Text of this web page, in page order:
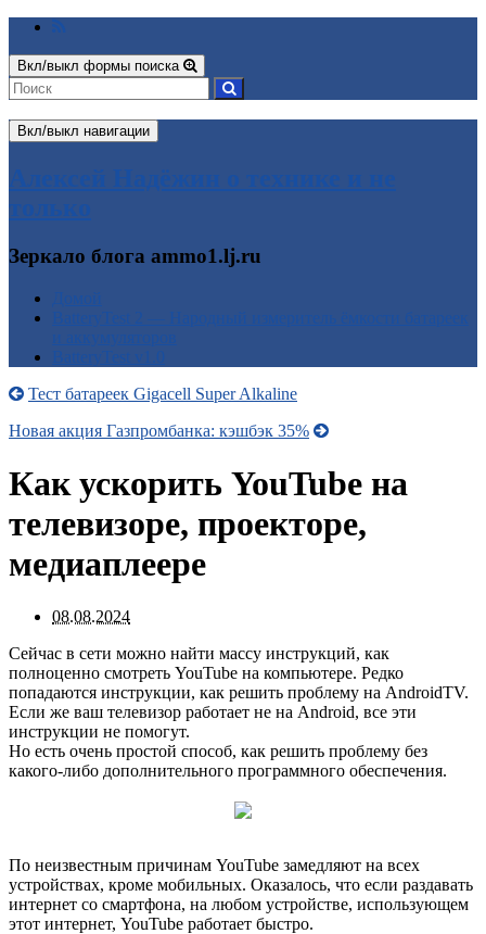
Вкл/выкл формы поиска
Вкл/выкл навигации
Алексей Надёжин о технике и не
только
Зеркало блога ammo1.lj.ru
Тест батареек Gigacell Super Alkaline
Новая акция Газпромбанка: кэшбэк 35%
Как ускорить YouTube на
телевизоре, проекторе,
медиаплеере
08.08.2024
Сейчас в сети можно найти массу инструкций, как
полноценно смотреть YouTube на компьютере. Редко
попадаются инструкции, как решить проблему на AndroidTV.
Если же ваш телевизор работает не на Android, все эти
инструкции не помогут.
Но есть очень простой способ, как решить проблему без
какого-либо дополнительного программного обеспечения.
По неизвестным причинам YouTube замедляют на всех
устройствах, кроме мобильных. Оказалось, что если раздавать
интернет со смартфона, на любом устройстве, использующем
этот интернет, YouTube работает быстро.